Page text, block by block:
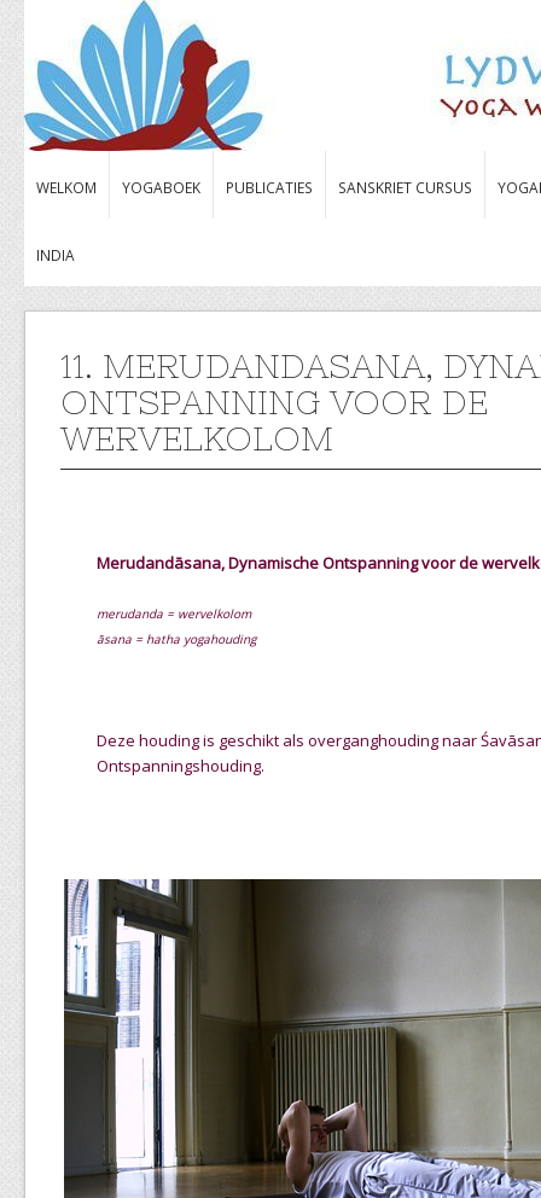
WELKOM YOGABOEK PUBLICATIES SANSKRIET CURSUS
INDIA
11. MERUDANDASANA,
ONTSPANNING VOOR DE
WERVELKOLOM
Merudandāsana, Dynamische Ontspanning voor de
merudanda = wervelkolom
āsana = hatha yogahouding
Deze houding is geschikt als overganghouding naar
Ontspanningshouding.